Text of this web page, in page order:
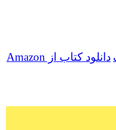
دانلود کتاب از Amazon